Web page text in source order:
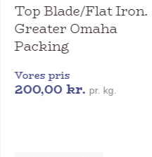
Top Blade/Flat Iron.
Greater Omaha
Packing
Vores pris
200,00kr. pr. kg.